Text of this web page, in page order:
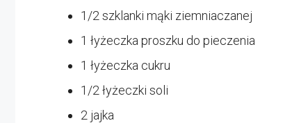
1/2 szklanki mąki ziemniaczanej
1 łyżeczka proszku do pieczenia
1 łyżeczka cukru
1/2 łyżeczki soli
2 jajka